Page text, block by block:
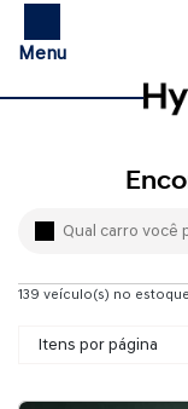
Menu
139 veículo(s) no estoque